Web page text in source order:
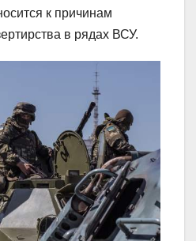
к причинам
в рядах ВСУ.